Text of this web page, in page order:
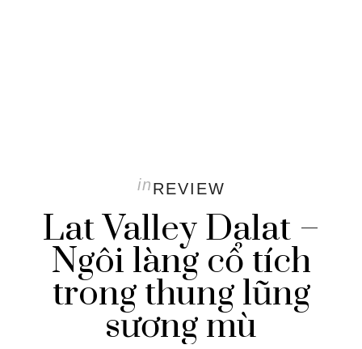
inREVIEW
Lat Valley Dalat –
Ngôi làng cổ tích
trong thung lũng
sương mù